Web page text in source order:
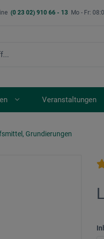
(0 23 02) 910 66 - 13 Mo - Fr:
Veranstaltungen
Grundierungen